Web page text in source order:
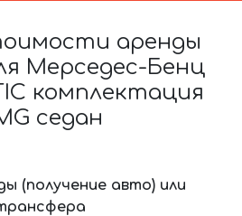
аренды
Мерседес-Бенц
комплектация
седан
(получение авто) или